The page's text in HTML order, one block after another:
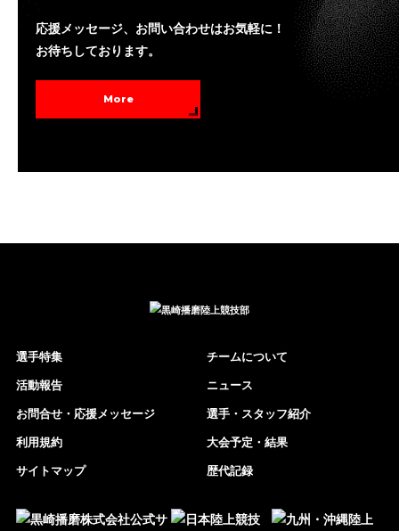
応援メッセージ、お問い合わせはお気軽に！
お待ちしております。
More
チームについて
ニュース
選手・スタッフ紹介
大会予定・結果
歴代記録
選手特集
活動報告
お問合せ・応援メッセージ
利用規約
サイトマップ